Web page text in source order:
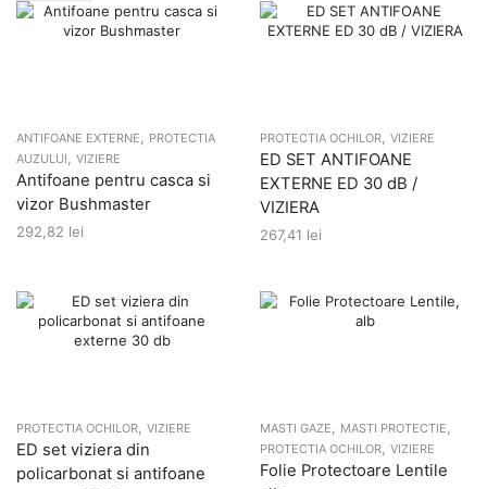
page
ANTIFOANE EXTERNE
PROTECTIA
AUZULUI
VIZIERE
Antifoane pentru casca si
vizor Bushmaster
292,82 lei
PROTECTIA OCHILOR VIZIERE
ED SET ANTIFOANE
EXTERNE ED 30 dB /
VIZIERA
267,41 lei
PROTECTIA OCHILOR VIZIERE
ED set viziera din
policarbonat si antifoane
MASTI GAZE MASTI PROTECTIE
PROTECTIA OCHILOR VIZIERE
Folie Protectoare Lentile